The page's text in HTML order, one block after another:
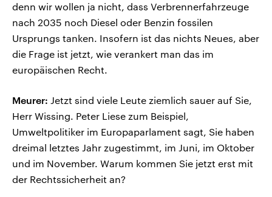
denn wir wollen ja nicht, dass Verbrennerfahrzeuge
nach 2035 noch Diesel oder Benzin fossilen
Ursprungs tanken. Insofern ist das nichts Neues, aber
die Frage ist jetzt, wie verankert man das im
europäischen Recht.
Meurer: Jetzt sind viele Leute ziemlich sauer auf Sie,
Herr Wissing. Peter Liese zum Beispiel,
Umweltpolitiker im Europaparlament sagt, Sie haben
dreimal letztes Jahr zugestimmt, im Juni, im Oktober
und im November. Warum kommen Sie jetzt erst mit
der Rechtssicherheit an?